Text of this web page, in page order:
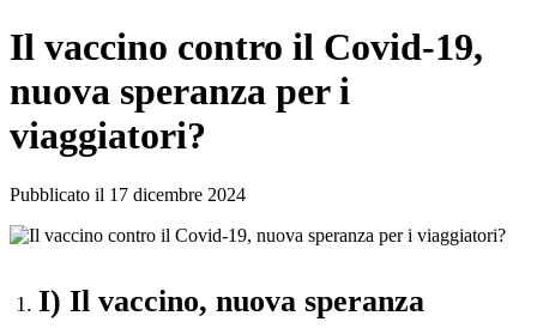
Il vaccino contro il Covid-19,
nuova speranza per i
viaggiatori?
Pubblicato il 17 dicembre 2024
I) Il vaccino, nuova speranza